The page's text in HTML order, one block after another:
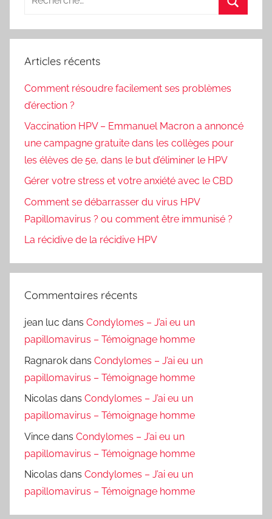
:
Articles récents
Comment résoudre facilement ses problèmes
d’érection ?
Vaccination HPV – Emmanuel Macron a annoncé
une campagne gratuite dans les collèges pour
les élèves de 5e, dans le but d’éliminer le HPV
Gérer votre stress et votre anxiété avec le CBD
Comment se débarrasser du virus HPV
Papillomavirus ? ou comment être immunisé ?
La récidive de la récidive HPV
Commentaires récents
jean luc dans Condylomes – J’ai eu un
papillomavirus – Témoignage homme
Ragnarok dans Condylomes – J’ai eu un
papillomavirus – Témoignage homme
Nicolas dans Condylomes – J’ai eu un
papillomavirus – Témoignage homme
Vince dans Condylomes – J’ai eu un
papillomavirus – Témoignage homme
Nicolas dans Condylomes – J’ai eu un
papillomavirus – Témoignage homme